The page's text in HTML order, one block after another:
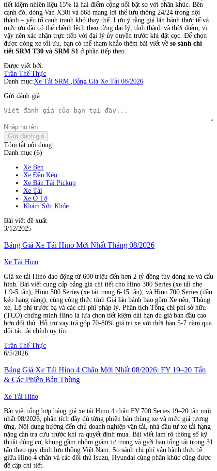
tiết kiệm nhiên liệu 15% là hai điểm cộng nổi bật so với phân khúc. Bên
cạnh đó, dòng Van X30i và 868 mang lợi thế lưu thông 24/24 trong nội
thành – yếu tố cạnh tranh khó thay thế. Lưu ý rằng giá lăn bánh thực tế và
mức ưu đãi có thể chênh lệch theo từng đại lý, tỉnh thành và thời điểm, vì
vậy nên xác nhận trực tiếp với đại lý ủy quyền trước khi đặt cọc. Để chọn
được dòng xe tối ưu, bạn có thể tham khảo thêm bài viết về so sánh chi
tiết SRM T30 và SRM S1 ở phần tiếp theo.
Được viết bởi:
Trần Thế Thực
Danh mục:Xe Tải SRM ,Bảng Giá Xe Tải 08/2026
Gửi đánh giá
Gửi đánh giá
Tóm tắt nội dung
Danh mục (6)
Xe Ben
Xe Đầu Kéo
Xe Bán Tải Pickup
Xe Tải
Xe Ô Tô
Khám Sức Khỏe
Bài viết đề xuất
3/12/2025
Bảng Giá Xe Tải Hino Mới Nhất Tháng 08/2026
Xe Tải Hino
Giá xe tải Hino dao động từ 600 triệu đến hơn 2 tỷ đồng tùy dòng xe và cấu
hình. Bài viết cung cấp bảng giá chi tiết cho Hino 300 Series (xe tải nhẹ
1.9-5 tấn), Hino 500 Series (xe tải trung 6-15 tấn), và Hino 700 Series (đầu
kéo hạng nặng), cùng công thức tính Giá lăn bánh bao gồm Xe nền, Thùng
xe, Lệ phí trước bạ và các chi phí pháp lý. Phân tích Tổng chi phí sở hữu
(TCO) chứng minh Hino là lựa chọn tiết kiệm dài hạn dù giá ban đầu cao
hơn đối thủ. Hỗ trợ vay trả góp 70-80% giá trị xe với thời hạn 5-7 năm qua
đối tác tài chính uy tín.
Trần Thế Thực
6/5/2026
Bảng Giá Xe Tải Hino 4 Chân Mới Nhất 08/2026: FY 19–20 Tấn
& Các Phiên Bản Thùng
Xe Tải Hino
Bài viết tổng hợp bảng giá xe tải Hino 4 chân FY 700 Series 19–20 tấn mới
nhất 08/2026, phân tích đầy đủ từng phiên bản thùng xe và mức giá tương
ứng. Nội dung hướng đến chủ doanh nghiệp vận tải, nhà đầu tư xe tải hạng
nặng cần tra cứu trước khi ra quyết định mua. Bài viết làm rõ thông số kỹ
thuật động cơ, khung gầm nhôm giảm tự trọng và giới hạn tổng tải trọng 31
tấn theo quy định lưu thông Việt Nam. So sánh chi phí vận hành thực tế
giữa Hino 4 chân và các đối thủ Isuzu, Hyundai cùng phân khúc cũng được
đề cập chi tiết.